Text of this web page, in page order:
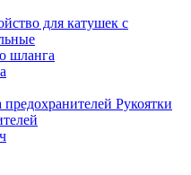
для катушек с
шланга
Рукоятки